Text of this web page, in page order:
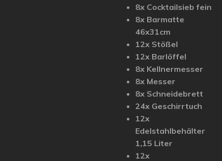
8x Cocktailsieb fein
8x Barmatte
46x31cm
12x Stößel
12x Barlöffel
8x Kellnermesser
8x Messer
8x Schneidebrett
24x Geschirrtuch
12x
Edelstahlbehälter
1,15 Liter
12x